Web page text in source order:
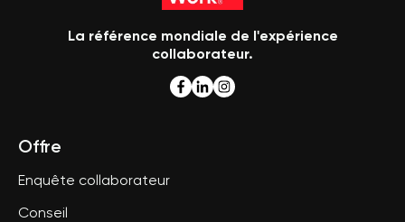
La référence mondiale de l'expérience
collaborateur.
Offre
Enquête collaborateur
Conseil